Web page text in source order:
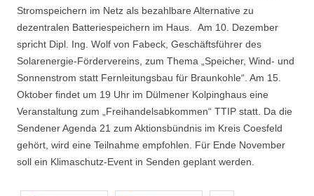
Stromspeichern im Netz als bezahlbare Alternative zu
dezentralen Batteriespeichern im Haus. Am 10. Dezember
spricht Dipl. Ing. Wolf von Fabeck, Geschäftsführer des
Solarenergie-Fördervereins, zum Thema „Speicher, Wind- und
Sonnenstrom statt Fernleitungsbau für Braunkohle“. Am 15.
Oktober findet um 19 Uhr im Dülmener Kolpinghaus eine
Veranstaltung zum „Freihandelsabkommen“ TTIP statt. Da die
Sendener Agenda 21 zum Aktionsbündnis im Kreis Coesfeld
gehört, wird eine Teilnahme empfohlen. Für Ende November
soll ein Klimaschutz-Event in Senden geplant werden.